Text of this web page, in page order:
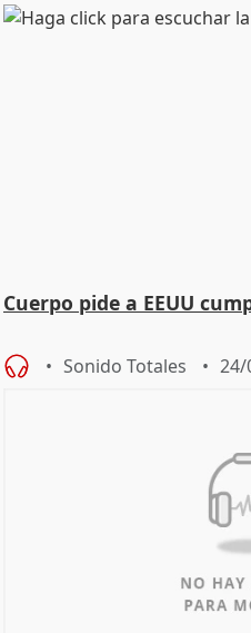
Cuerpo pide a EEUU
Sonido Totales 24/